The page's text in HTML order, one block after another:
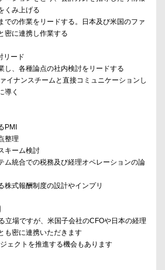
くみ上げる
での作業をリードする。日本及び米国のファ
密に連携し作業する
リード
し、各種論点の社内検討をリードする
イナンスチームと直接コミュニケーションし
導く
PMI
整理
キーム検討
ム統合での税務及び経理オペレーションの論
株式報酬制度の設計やインプリ
立場ですが、米国子会社のCFOや日本の経理
も密に連携いただきます
ェクトを推進する機会もあります